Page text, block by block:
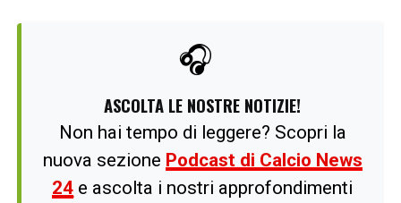
🎧
ASCOLTA LE NOSTRE NOTIZIE!
Non hai tempo di leggere? Scopri la
nuova sezione Podcast di Calcio News
24 e ascolta i nostri approfondimenti